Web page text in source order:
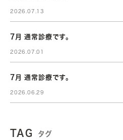
2026.07.13
7月 通常診療です。
2026.07.01
7月 通常診療です。
2026.06.29
TAG タグ